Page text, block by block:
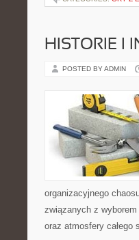
HISTORIE I
POSTED BY ADMIN
organizacyjnego
związanych z
oraz atmosfery